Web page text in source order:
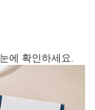
에 확인하세요.